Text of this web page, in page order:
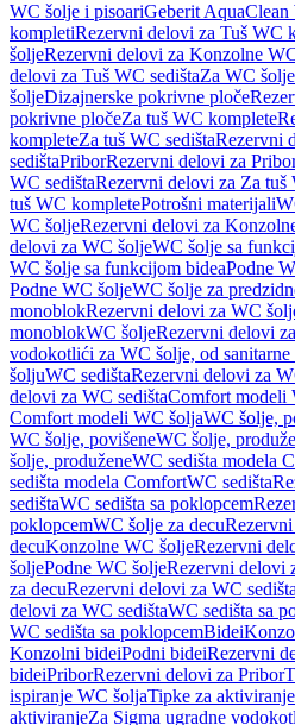
WC šolje i pisoariGeberit
kompletiRezervni delovi za Tuš WC
šoljeRezervni delovi za Konzolne
delovi za Tuš WC sedištaZa WC šolje
šoljeDizajnerske pokrivne ploče
pokrivne pločeZa tuš WC komplete
kompleteZa tuš WC sedištaRezervni
sedištaPriborRezervni delovi za
WC sedištaRezervni delovi za Za tuš
tuš WC kompletePotrošni materijali
WC šoljeRezervni delovi za
delovi za WC šoljeWC šolje sa
WC šolje sa funkcijom bideaPodne
Podne WC šoljeWC šolje za
monoblokRezervni delovi za WC
monoblokWC šoljeRezervni delovi
vodokotlići za WC šolje, od sanitarne
šoljuWC sedištaRezervni delovi za
delovi za WC sedištaComfort modeli
Comfort modeli WC šoljaWC šolje,
WC šolje, povišeneWC šolje,
šolje, produženeWC sedišta modela
sedišta modela ComfortWC sedišta
sedištaWC sedišta sa poklopcem
poklopcemWC šolje za decu
decuKonzolne WC šoljeRezervni
šoljePodne WC šoljeRezervni delovi
za decuRezervni delovi za WC
delovi za WC sedištaWC sedišta sa
WC sedišta sa poklopcemBidei
Konzolni bideiPodni bideiRezervni
bideiPriborRezervni delovi za Pribor
ispiranje WC šoljaTipke za aktiviranje
aktiviranjeZa Sigma ugradne